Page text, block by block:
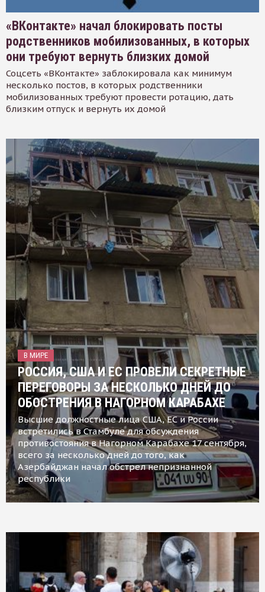
«ВКонтакте» начал блокировать посты
родственников мобилизованных, в которых
они требуют вернуть близких домой
Соцсеть «ВКонтакте» заблокировала как минимум
несколько постов, в которых родственники
мобилизованных требуют провести ротацию, дать
близким отпуск и вернуть их домой
В МИРЕ
РОССИЯ, США И ЕС ПРОВЕЛИ СЕКРЕТНЫЕ
ПЕРЕГОВОРЫ ЗА НЕСКОЛЬКО ДНЕЙ ДО
ОБОСТРЕНИЯ В НАГОРНОМ КАРАБАХЕ
Высшие должностные лица США, ЕС и России
встретились в Стамбуле для обсуждения
противостояния в Нагорном Карабахе 17 сентября,
всего за несколько дней до того, как
Азербайджан начал обстрел непризнанной
республики